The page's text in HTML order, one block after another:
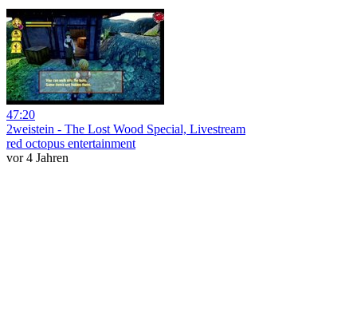
47:20
2weistein - The Lost Wood Special, Livestream
red octopus entertainment
vor 4 Jahren